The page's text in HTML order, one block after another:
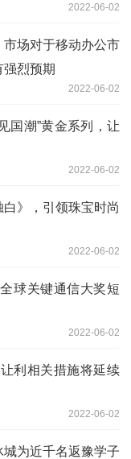
2022-06-02
场对于移动办公市
烈预期
2022-06-02
国潮”黄金系列，让
2022-06-02
》，引领珠宝时尚
2022-06-02
球关键通信大奖短
2022-06-02
利相关措施将延续
2022-06-02
为近千名返豫学子